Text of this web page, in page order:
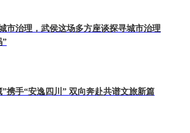
市治理，武侯这场多方座谈探寻城市治理
”
”携手“安逸四川” 双向奔赴共谱文旅新篇